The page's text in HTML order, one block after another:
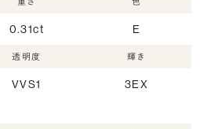
0.31ct E
透明度
VVS1
輝き
3EX